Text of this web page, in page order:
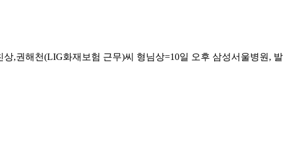
권해천(LIG화재보험 근무)씨 형님상=10일 오후 삼성서울병원, 발